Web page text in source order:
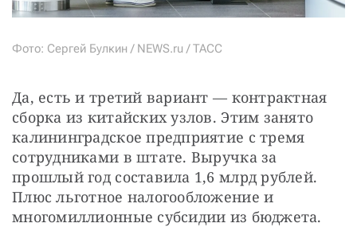
Фото: Сергей Булкин / NEWS.ru / TACC
Да, есть и третий вариант — контрактная
сборка из китайских узлов. Этим занято
калининградское предприятие с тремя
сотрудниками в штате. Выручка за
прошлый год составила 1,6 млрд рублей.
Плюс льготное налогообложение и
многомиллионные субсидии из бюджета.